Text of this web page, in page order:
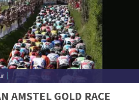
AMSTEL GOLD RACE